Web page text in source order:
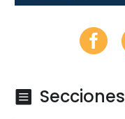
 Secciones